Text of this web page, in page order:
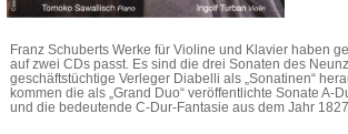
Franz Schuberts Werke für Violine und Klavier haben
auf zwei CDs passt. Es sind die drei Sonaten des
geschäftstüchtige Verleger Diabelli als „Sonatinen“
kommen die als „Grand Duo“ veröffentlichte Sonate A-
und die bedeutende C-Dur-Fantasie aus dem Jahr 1827.